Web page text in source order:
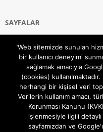
SAYFALAR
Gizlilik ve Çerezler (Cookies)
Hakkımızda
İletişim Kanalları
MODEM KURULUM
TEKNİK DESTEK
TELEVİZYON SİSTEMLERİ
"Web sitemizde sunulan
bir kullanıcı deneyimi
sağlamak amacıyla
(cookies)
herhangi bir kişisel veri
Verilerin kullanım amacı,
Korunması Kanunu
işlenmesiyle ilgili detaylı
sayfamızdan ve